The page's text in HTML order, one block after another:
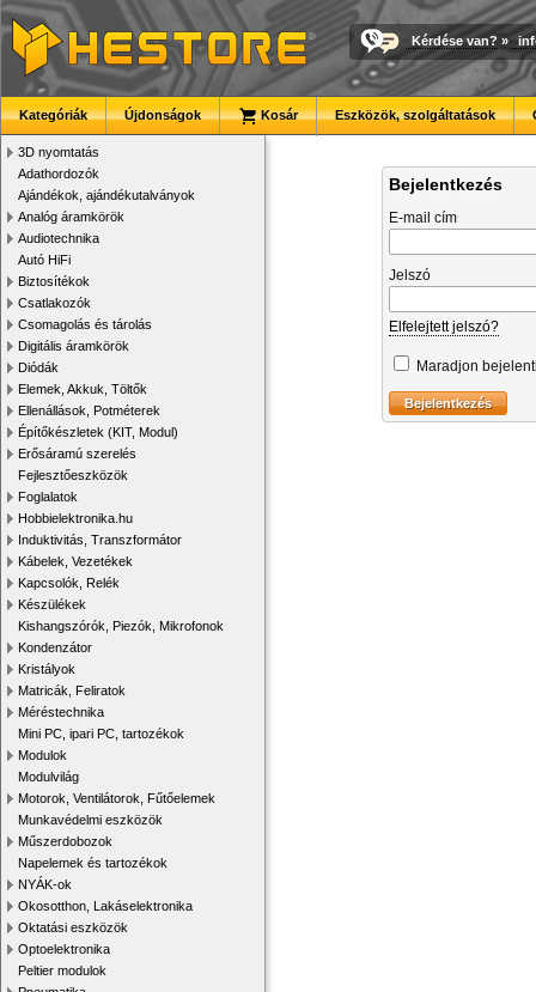
Kérdése van? »
Kategóriák Újdonságok Kosár Eszközök, szolgáltatások
3D nyomtatás
Adathordozók
Ajándékok, ajándékutalványok
Analóg áramkörök
Audiotechnika
Autó HiFi
Biztosítékok
Csatlakozók
Csomagolás és tárolás
Digitális áramkörök
Diódák
Elemek, Akkuk, Töltők
Ellenállások, Potméterek
Építőkészletek (KIT, Modul)
Erősáramú szerelés
Fejlesztőeszközök
Foglalatok
Hobbielektronika.hu
Induktivitás, Transzformátor
Kábelek, Vezetékek
Kapcsolók, Relék
Készülékek
Kishangszórók, Piezók, Mikrofonok
Kondenzátor
Kristályok
Matricák, Feliratok
Méréstechnika
Mini PC, ipari PC, tartozékok
Modulok
Modulvilág
Motorok, Ventilátorok, Fűtőelemek
Munkavédelmi eszközök
Műszerdobozok
Napelemek és tartozékok
NYÁK-ok
Okosotthon, Lakáselektronika
Oktatási eszközök
Optoelektronika
Peltier modulok
Bejelentkezés
E-mail cím
Jelszó
Elfelejtett jelszó?
Maradjon